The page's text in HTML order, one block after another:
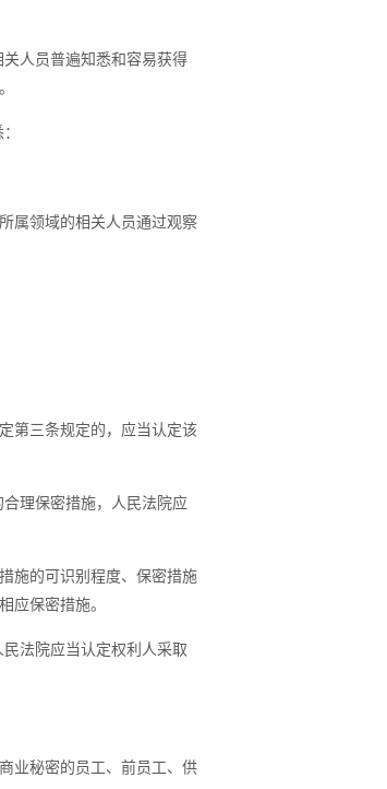
人员普遍知悉和容易获得
属领域的相关人员通过观察
第三条规定的，应当认定该
理保密措施，人民法院应
施的可识别程度、保密措施
应保密措施。
法院应当认定权利人采取
业秘密的员工、前员工、供